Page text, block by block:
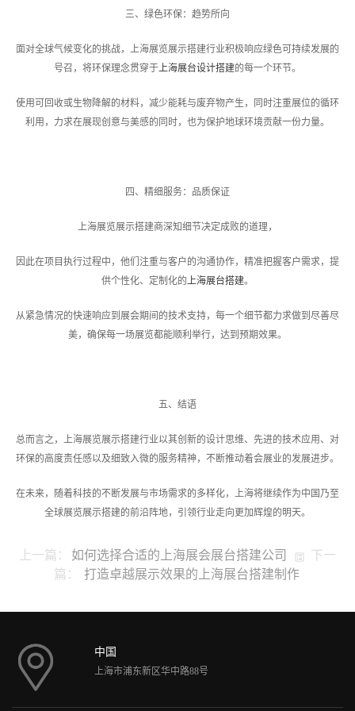
三、绿色环保：趋势所向
面对全球气候变化的挑战，上海展览展示搭建行业积极响应绿色可持续发展的
号召，将环保理念贯穿于上海展台设计搭建的每一个环节。
使用可回收或生物降解的材料，减少能耗与废弃物产生，同时注重展位的循环
利用，力求在展现创意与美感的同时，也为保护地球环境贡献一份力量。
四、精细服务：品质保证
上海展览展示搭建商深知细节决定成败的道理，
因此在项目执行过程中，他们注重与客户的沟通协作，精准把握客户需求，提
供个性化、定制化的上海展台搭建。
从紧急情况的快速响应到展会期间的技术支持，每一个细节都力求做到尽善尽
美，确保每一场展览都能顺利举行，达到预期效果。
五、结语
总而言之，上海展览展示搭建行业以其创新的设计思维、先进的技术应用、对
环保的高度责任感以及细致入微的服务精神，不断推动着会展业的发展进步。
在未来，随着科技的不断发展与市场需求的多样化，上海将继续作为中国乃至
全球展览展示搭建的前沿阵地，引领行业走向更加辉煌的明天。
上一篇： 如何选择合适的上海展会展台搭建公司
下一
篇：
打造卓越展示效果的上海展台搭建制作
中国
上海市浦东新区华中路88号